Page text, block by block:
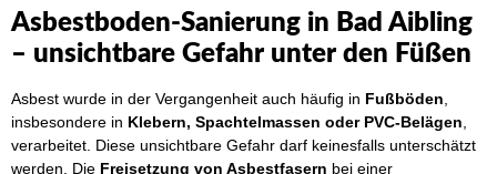
Asbestboden-Sanierung in Bad Aibling
– unsichtbare Gefahr unter den Füßen
Asbest wurde in der Vergangenheit auch häufig in Fußböden
insbesondere in Klebern, Spachtelmassen oder PVC-Belägen
verarbeitet. Diese unsichtbare Gefahr darf keinesfalls unterschätzt
werden. Die Freisetzung von Asbestfasern bei einer